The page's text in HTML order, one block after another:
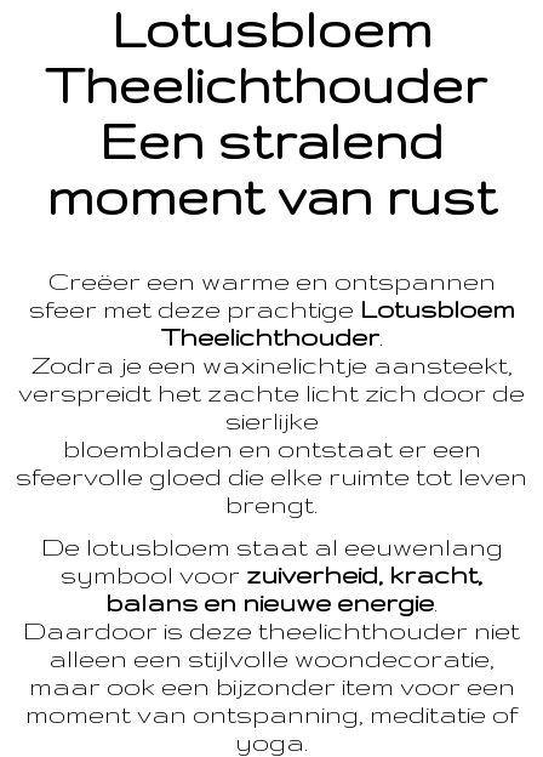
Lotusbloem
Theelichthouder
Een stralend
moment van rust
Creëer een warme en ontspannen
sfeer met deze prachtige Lotusbloem
Theelichthouder.
Zodra je een waxinelichtje aansteekt,
verspreidt het zachte licht zich door de
sierlijke
bloembladen en ontstaat er een
sfeervolle gloed die elke ruimte tot leven
brengt.
De lotusbloem staat al eeuwenlang
symbool voor zuiverheid, kracht,
balans en nieuwe energie
Daardoor is deze theelichthouder niet
alleen een stijlvolle woondecoratie,
maar ook een bijzonder item voor een
moment van ontspanning, meditatie of
yoga.